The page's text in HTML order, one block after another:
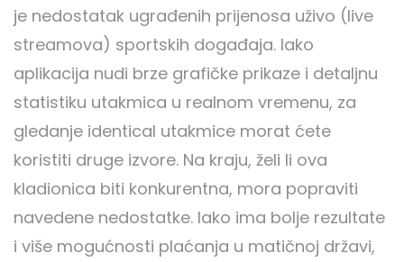
je nedostatak ugrađenih prijenosa uživo (live
streamova) sportskih događaja. Iako
aplikacija nudi brze grafičke prikaze i detaljnu
statistiku utakmica u realnom vremenu, za
gledanje identical utakmice morat ćete
koristiti druge izvore. Na kraju, želi li ova
kladionica biti konkurentna, mora popraviti
navedene nedostatke. Iako ima bolje rezultate
i više mogućnosti plaćanja u matičnoj državi,